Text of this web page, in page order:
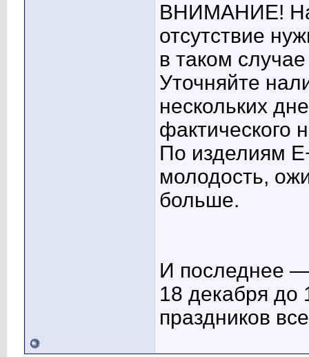
ВНИМАНИЕ! На
отсутствие
в таком
Уточняйте
нескольких
фактического
По изделиям
молодость,
больше.
И последнее —
18 декабря
праздников